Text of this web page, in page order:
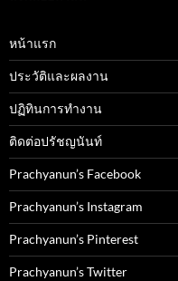
หน้าแรก
ประวัติและผลงาน
ปฏิทินการทำงาน
ติดต่อปรัชญนันท์
Prachyanun’s Facebook
Prachyanun’s Instagram
Prachyanun’s Pinterest
Prachyanun’s Twitter